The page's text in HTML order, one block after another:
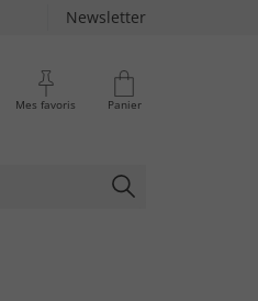
Newsletter
Mes favoris Panier